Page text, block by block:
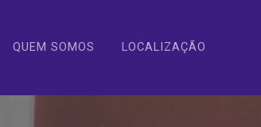
QUEM SOMOS LOCALIZAÇÃO